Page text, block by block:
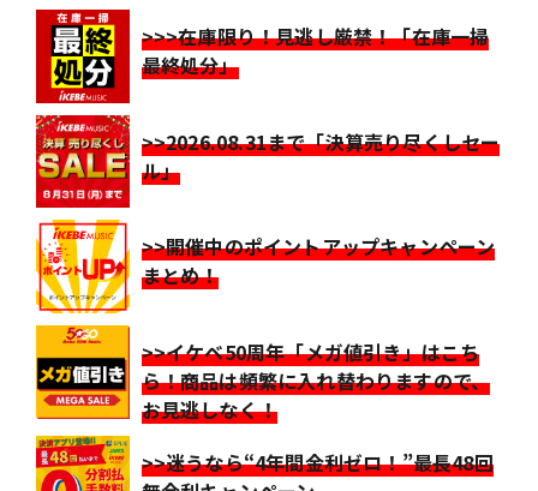
>>>在庫限り！見逃し厳禁！「在庫一掃
最終処分」
>>2026.08.31まで「決算売り尽くしセー
ル」
>>開催中のポイントアップキャンペーン
まとめ！
>>イケベ50周年「メガ値引き」はこち
ら！商品は頻繁に入れ替わりますので、
お見逃しなく！
>>迷うなら“4年間金利ゼロ！”最長48回